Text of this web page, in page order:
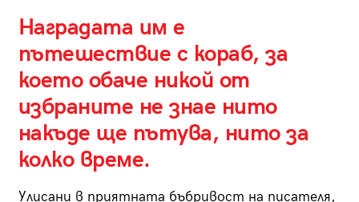
Наградата им е
пътешествие с кораб, за
което обаче никой от
избраните не знае нито
накъде ще пътува, нито за
колко време.
Улисани в приятната бъбривост на писателя,